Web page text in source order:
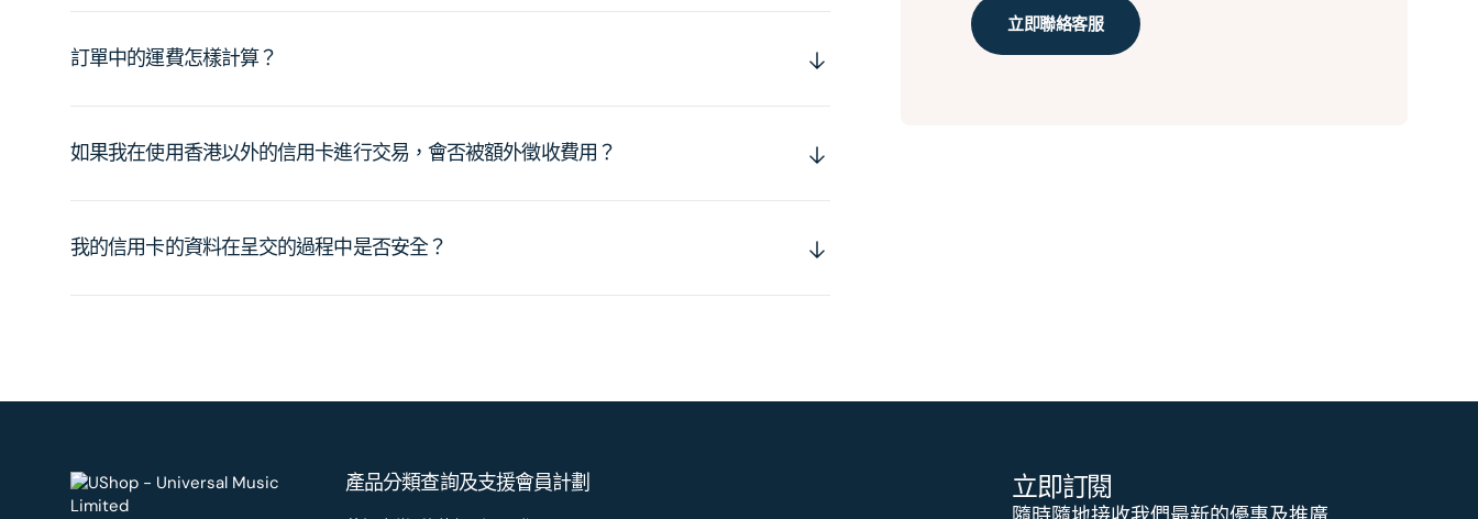
訂單中的運費怎樣計算？
如果我在使用香港以外的信用卡進行交易，會否被額外徵收費用？
我的信用卡的資料在呈交的過程中是否安全？
立即聯絡客服
產品分類查詢及支援會員計劃 立即訂閱